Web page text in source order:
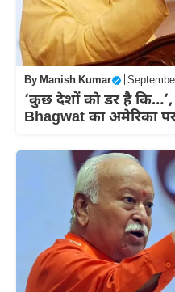
ByManish Kumar
‘कुछ देशों को डर है
Bhagwat का अमेरिका पर